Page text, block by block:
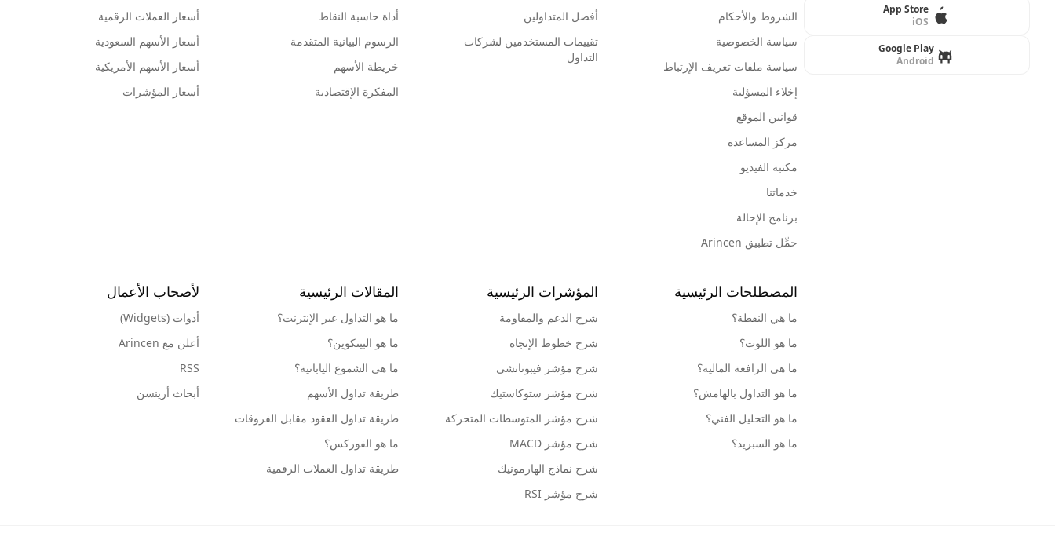
App Store
iOS
Google Play
Android
الشروط والأحكام
سياسة الخصوصية
سياسة ملفات تعريف الإرتباط
إخلاء المسؤلية
قوانين الموقع
مركز المساعدة
مكتبة الفيديو
خدماتنا
برنامج الإحالة
حمِّل تطبيق Arincen
أفضل المتداولين
تقييمات المستخدمين لشركات
التداول
أداة حاسبة النقاط
الرسوم البيانية المتقدمة
خريطة الأسهم
المفكرة الإقتصادية
أسعار العملات الرقمية
أسعار الأسهم السعودية
أسعار الأسهم الأمريكية
أسعار المؤشرات
المصطلحات الرئيسية
ما هي النقطة؟
ما هو اللوت؟
ما هي الرافعة المالية؟
ما هو التداول بالهامش؟
ما هو التحليل الفني؟
ما هو السبريد؟
المؤشرات الرئيسية
شرح الدعم والمقاومة
شرح خطوط الإتجاه
شرح مؤشر فيبوناتشي
شرح مؤشر ستوكاستيك
شرح مؤشر المتوسطات المتحركة
شرح مؤشر MACD
شرح نماذج الهارمونيك
شرح مؤشر RSI
المقالات الرئيسية
ما هو التداول عبر الإنترنت؟
ما هو البيتكوين؟
ما هي الشموع اليابانية؟
طريقة تداول الأسهم
طريقة تداول العقود مقابل الفروقات
ما هو الفوركس؟
طريقة تداول العملات الرقمية
لأصحاب الأعمال
أدوات (Widgets)
أعلن مع Arincen
RSS
أبحاث أرينسن